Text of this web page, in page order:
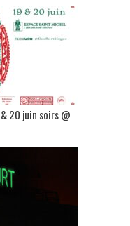
20 juin soirs @